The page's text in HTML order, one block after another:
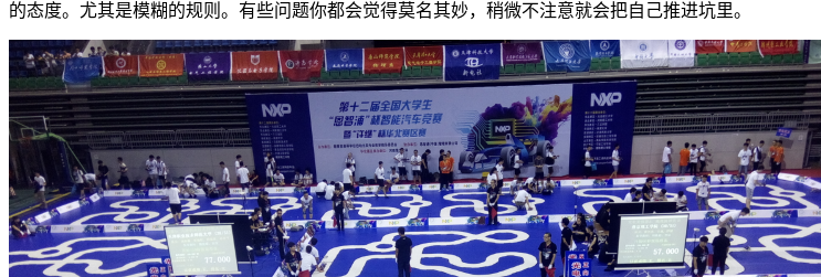
的态度。尤其是模糊的规则。有些问题你都会觉得莫名其妙，稍微不注意就会把自己推进坑里。